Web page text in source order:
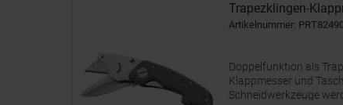
Trapezklingen-
Artikelnummer:
Doppelfunktion als
Klappmesser und
Schneidwerkzeuge